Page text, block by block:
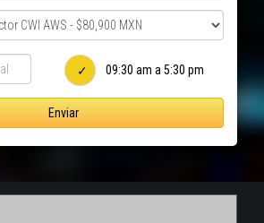
09:30 am a 5:30 pm
Enviar